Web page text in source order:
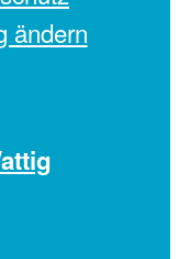
ändern